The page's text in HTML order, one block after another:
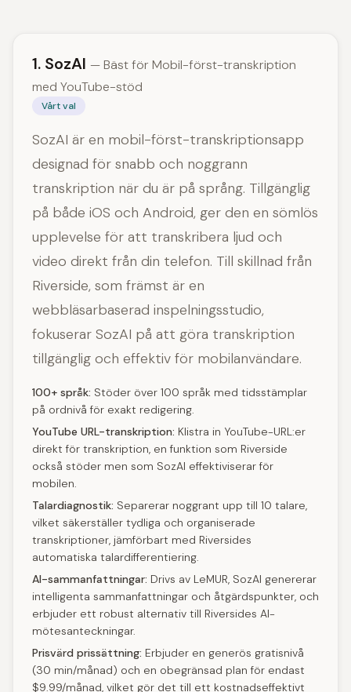
1. SozAI — Bäst för Mobil-först-transkription
med YouTube-stöd
Vårt val
SozAI är en mobil-först-transkriptionsapp
designad för snabb och noggrann
transkription när du är på språng. Tillgänglig
på både iOS och Android, ger den en sömlös
upplevelse för att transkribera ljud och
video direkt från din telefon. Till skillnad från
Riverside, som främst är en
webbläsarbaserad inspelningsstudio,
fokuserar SozAI på att göra transkription
tillgänglig och effektiv för mobilanvändare.
100+ språk: Stöder över 100 språk med tidsstämplar
på ordnivå för exakt redigering.
YouTube URL-transkription: Klistra in YouTube-URL:er
direkt för transkription, en funktion som Riverside
också stöder men som SozAI effektiviserar för
mobilen.
Talardiagnostik: Separerar noggrant upp till 10 talare,
vilket säkerställer tydliga och organiserade
transkriptioner, jämförbart med Riversides
automatiska talardifferentiering.
AI-sammanfattningar: Drivs av LeMUR, SozAI genererar
intelligenta sammanfattningar och åtgärdspunkter, och
erbjuder ett robust alternativ till Riversides AI-
mötesanteckningar.
Prisvärd prissättning: Erbjuder en generös gratisnivå
(30 min/månad) och en obegränsad plan för endast
$9.99/månad, vilket gör det till ett kostnadseffektivt